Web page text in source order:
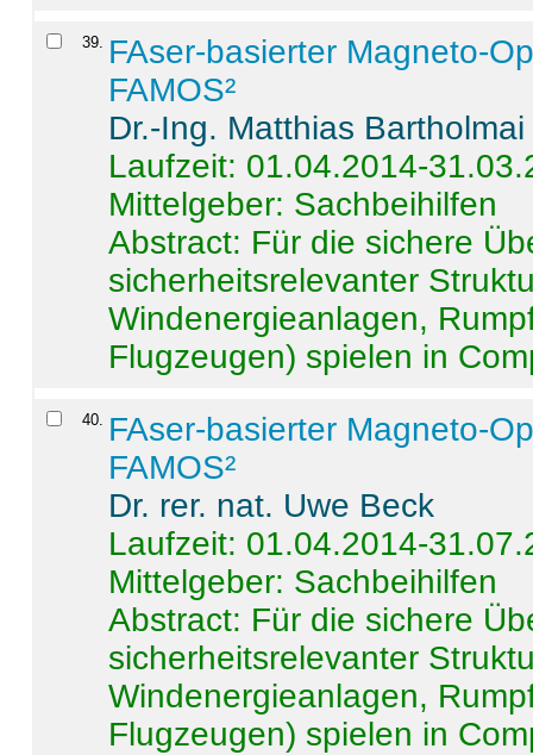
39. FAser-basierter Magneto-
FAMOS²
Dr.-Ing. Matthias Bartholmai
Laufzeit: 01.04.2014-
Mittelgeber: Sachbeihilfen
Abstract: Für die sichere
sicherheitsrelevanter
Windenergieanlagen,
Flugzeugen) spielen in
40. FAser-basierter Magneto-
FAMOS²
Dr. rer. nat. Uwe Beck
Laufzeit: 01.04.2014-
Mittelgeber: Sachbeihilfen
Abstract: Für die sichere
sicherheitsrelevanter
Windenergieanlagen,
Flugzeugen) spielen in